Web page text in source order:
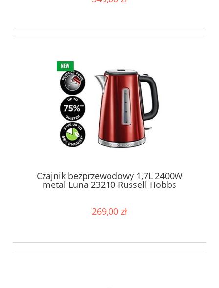
Czajnik bezprzewodowy 1,7L 2400W
metal Luna 23210 Russell Hobbs
269,00 zł